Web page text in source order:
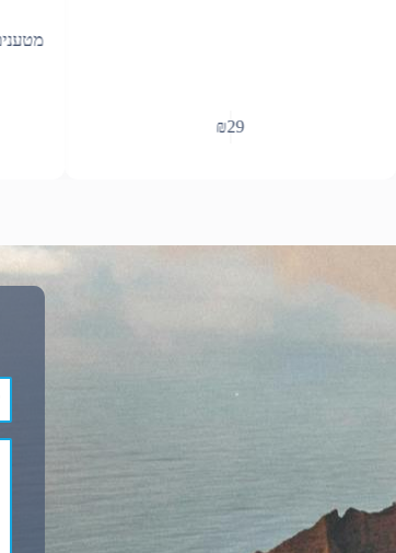
₪29
את
האפשרויות
בעמוד